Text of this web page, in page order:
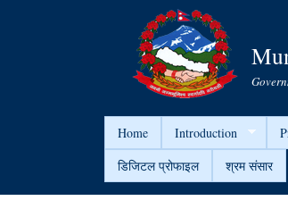
Home Introduction
डिजिटल प्रोफाइल
श्रम संसार